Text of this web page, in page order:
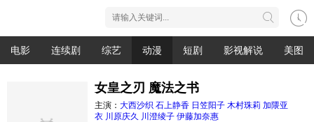
电影 连续剧 综艺 动漫 短剧 影视解说 美图
女皇之刃 魔法之书
主演： 大西沙织 石上静香 日笠阳子 木村珠莉 加隈亚
衣 川原庆久 川澄绫子 伊藤加奈惠